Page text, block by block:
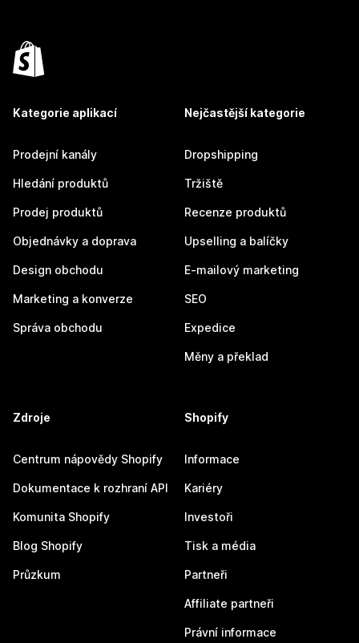
Kategorie aplikací
Prodejní kanály
Hledání produktů
Prodej produktů
Objednávky a doprava
Design obchodu
Marketing a konverze
Správa obchodu
Nejčastější kategorie
Dropshipping
Tržiště
Recenze produktů
Upselling a balíčky
E-mailový marketing
SEO
Expedice
Měny a překlad
Zdroje
Centrum nápovědy Shopify
Dokumentace k rozhraní API
Komunita Shopify
Blog Shopify
Průzkum
Shopify
Informace
Kariéry
Investoři
Tisk a média
Partneři
Affiliate partneři
Právní informace